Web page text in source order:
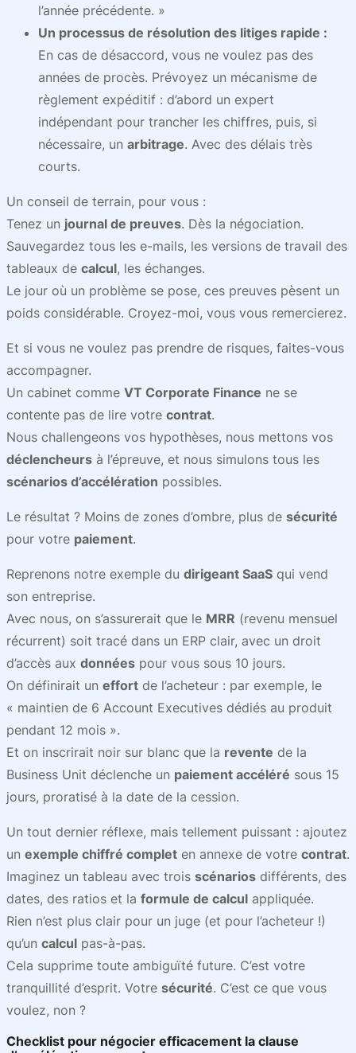
l’année précédente. »
Un processus de résolution des litiges rapide :
En cas de désaccord, vous ne voulez pas des
années de procès. Prévoyez un mécanisme de
règlement expéditif : d’abord un expert
indépendant pour trancher les chiffres, puis, si
nécessaire, un arbitrage. Avec des délais très
courts.
Un conseil de terrain, pour vous :
Tenez un journal de preuves. Dès la négociation.
Sauvegardez tous les e-mails, les versions de travail des
tableaux de calcul, les échanges.
Le jour où un problème se pose, ces preuves pèsent un
poids considérable. Croyez-moi, vous vous remercierez.
Et si vous ne voulez pas prendre de risques, faites-vous
accompagner.
Un cabinet comme VT Corporate Finance ne se
contente pas de lire votre contrat.
Nous challengeons vos hypothèses, nous mettons vos
déclencheurs à l’épreuve, et nous simulons tous les
scénarios d’accélération possibles.
Le résultat ? Moins de zones d’ombre, plus de sécurité
pour votre paiement.
Reprenons notre exemple du dirigeant SaaS qui vend
son entreprise.
Avec nous, on s’assurerait que le MRR (revenu mensuel
récurrent) soit tracé dans un ERP clair, avec un droit
d’accès aux données pour vous sous 10 jours.
On définirait un effort de l’acheteur : par exemple, le
« maintien de 6 Account Executives dédiés au produit
pendant 12 mois ».
Et on inscrirait noir sur blanc que la revente de la
Business Unit déclenche un paiement accéléré sous 15
jours, proratisé à la date de la cession.
Un tout dernier réflexe, mais tellement puissant : ajoutez
un exemple chiffré complet en annexe de votre contrat.
Imaginez un tableau avec trois scénarios différents, des
dates, des ratios et la formule de calcul appliquée.
Rien n’est plus clair pour un juge (et pour l’acheteur !)
qu’un calcul pas-à-pas.
Cela supprime toute ambiguïté future. C’est votre
tranquillité d’esprit. Votre sécurité. C’est ce que vous
voulez, non ?
Checklist pour négocier efficacement la clause